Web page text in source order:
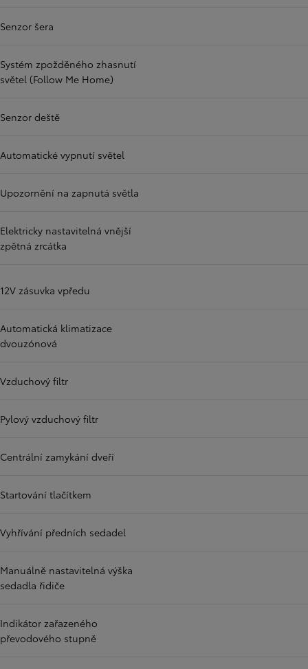
Senzor šera
Systém zpožděného zhasnutí
světel (Follow Me Home)
Senzor deště
Automatické vypnutí světel
Upozornění na zapnutá světla
Elektricky nastavitelná vnější
zpětná zrcátka
12V zásuvka vpředu
Automatická klimatizace
dvouzónová
Vzduchový filtr
Pylový vzduchový filtr
Centrální zamykání dveří
Startování tlačítkem
Vyhřívání předních sedadel
Manuálně nastavitelná výška
sedadla řidiče
Indikátor zařazeného
převodového stupně